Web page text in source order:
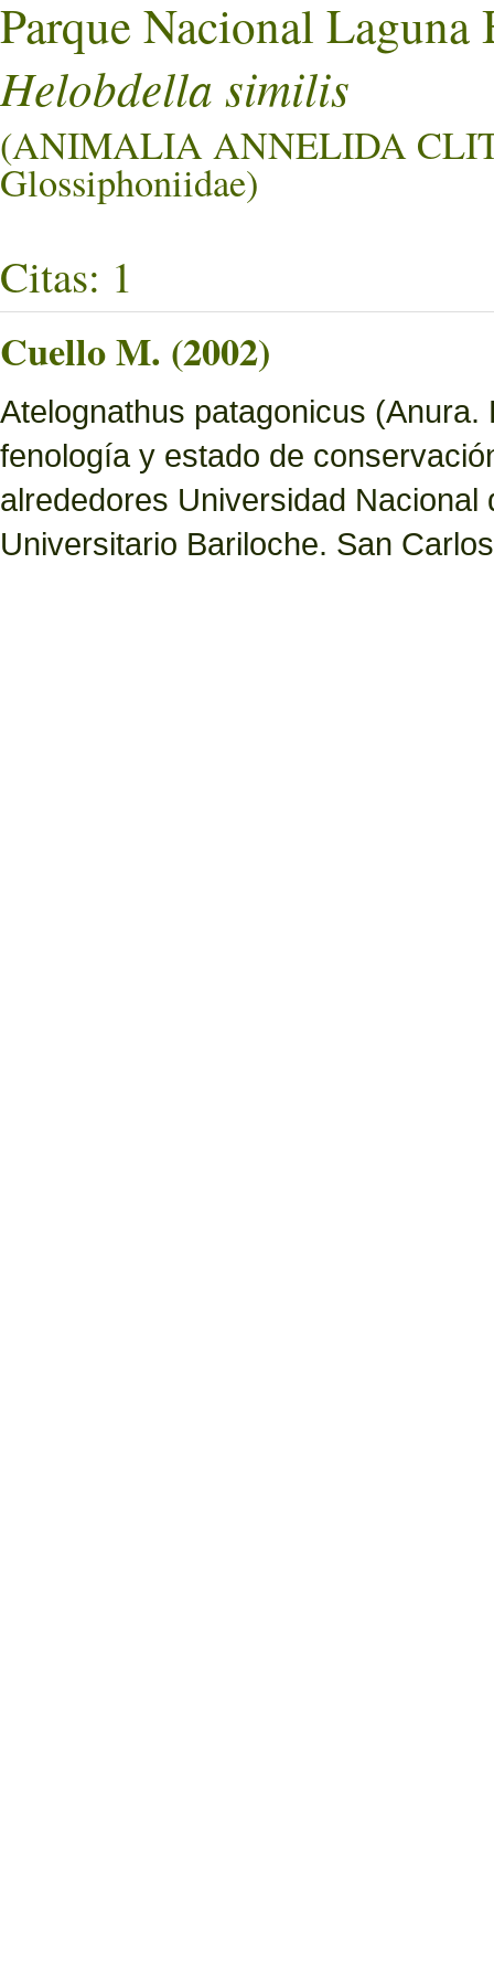
Parque Nacional Laguna
Helobdella similis
(ANIMALIA ANNELIDA
Glossiphoniidae)
Citas: 1
Cuello M. (2002)
Atelognathus patagonicus
fenología y estado de
alrededores Universidad
Universitario Bariloche. San